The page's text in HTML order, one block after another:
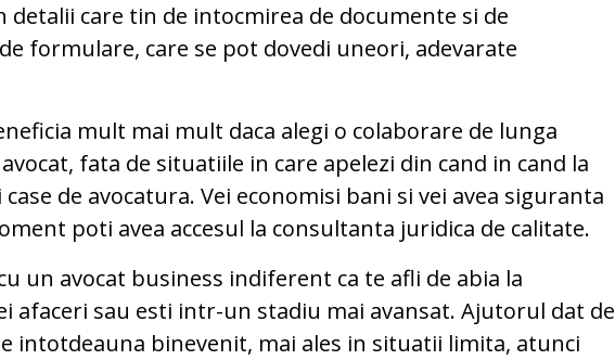
detalii care tin de intocmirea de documente si de
formulare, care se pot dovedi uneori, adevarate
mult mai mult daca alegi o colaborare de lunga
fata de situatiile in care apelezi din cand in cand la
de avocatura. Vei economisi bani si vei avea siguranta
poti avea accesul la consultanta juridica de calitate.
un avocat business indiferent ca te afli de abia la
afaceri sau esti intr-un stadiu mai avansat. Ajutorul dat de
intotdeauna binevenit, mai ales in situatii limita, atunci